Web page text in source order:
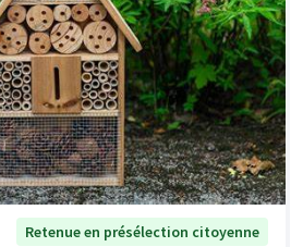
Retenue en présélection citoyenne